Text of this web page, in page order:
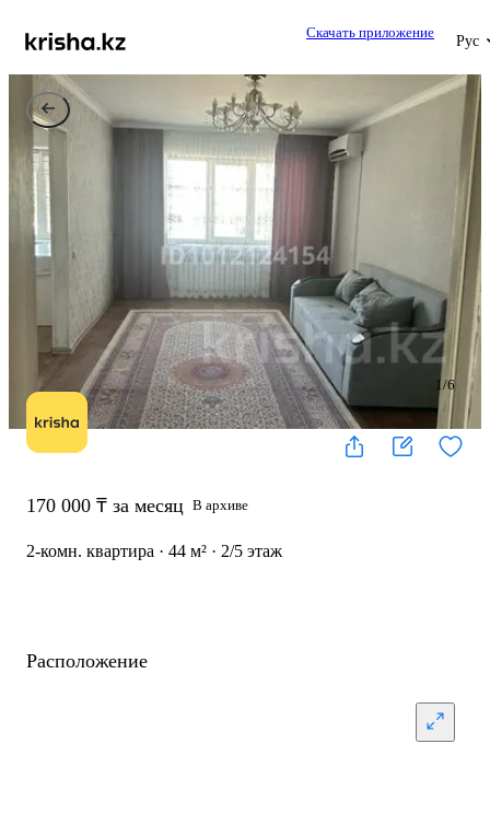
Скачать приложение
Рус
1/6
170 000 ₸ за месяц В архиве
2-комн. квартира · 44 м² · 2/5 этаж
Расположение